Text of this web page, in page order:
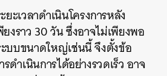
ะเวลาดำเนินโครงการหลัง
งราว 30 วัน ซึ่งอาจไม่เพียงพอ
บบขนาดใหญ่เช่นนี้ จึงตั้งข้อ
ดำเนินการได้อย่างรวดเร็ว อาจ